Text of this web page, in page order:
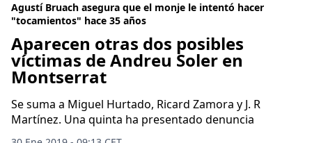
Agustí Bruach asegura que el monje le intentó hacer
"tocamientos" hace 35 años
Aparecen otras dos posibles
víctimas de Andreu Soler en
Montserrat
Se suma a Miguel Hurtado, Ricard Zamora y J. R
Martínez. Una quinta ha presentado denuncia